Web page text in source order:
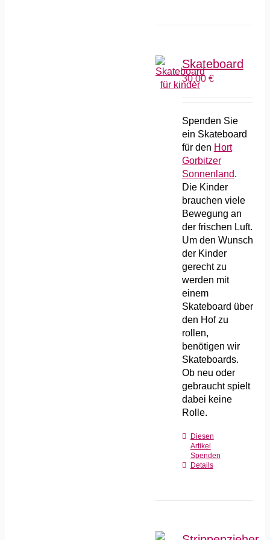
Skateboard
30,00 €
Spenden Sie
ein Skateboard
für den Hort
Gorbitzer
Sonnenland.
Die Kinder
brauchen viele
Bewegung an
der frischen Luft.
Um den Wunsch
der Kinder
gerecht zu
werden mit
einem
Skateboard über
den Hof zu
rollen,
benötigen wir
Skateboards.
Ob neu oder
gebraucht spielt
dabei keine
Rolle.
Diesen
Artikel
Spenden
Details